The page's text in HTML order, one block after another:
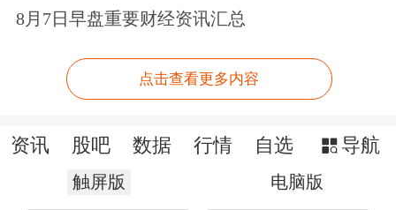
者。有鉴于此，笔者以为，对传递型内
整治。
首先须完善制度建设。如根据《关于上
8月7日早盘重要财经资讯汇总
点击查看更多内容
资讯 股吧 数据 行情 自选 导航
触屏版 电脑版